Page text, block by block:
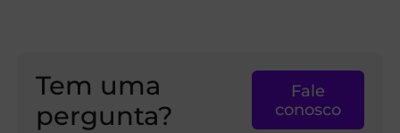
Tem uma
pergunta?
Fale
conosco